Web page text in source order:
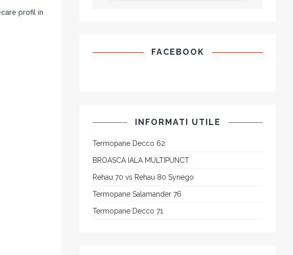
profil in
FACEBOOK
INFORMATI UTILE
Termopane Decco 62
BROASCA IALA MULTIPUNCT
Rehau 70 vs Rehau 80 Synego
Termopane Salamander 76
Termopane Decco 71